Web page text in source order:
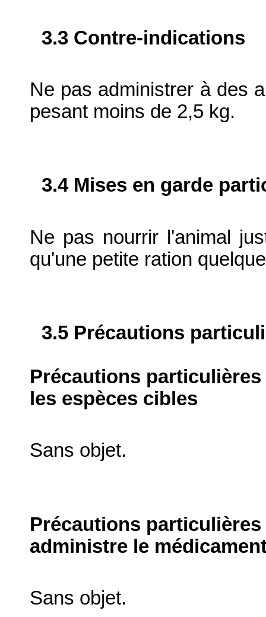
3.3 Contre-indications
Ne pas administrer à des
pesant moins de 2,5 kg.
3.4 Mises en garde
Ne pas nourrir l'animal
qu'une petite ration
3.5 Précautions
Précautions
les espèces cibles
Sans objet.
Précautions
administre le
Sans objet.